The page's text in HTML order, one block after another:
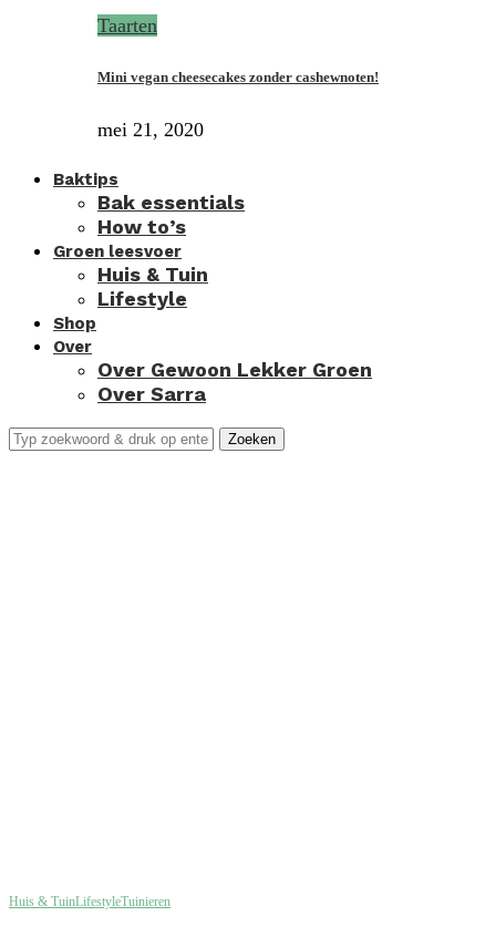
Taarten
Mini vegan cheesecakes zonder cashewnoten!
mei 21, 2020
Baktips
Bak essentials
How to’s
Groen leesvoer
Huis & Tuin
Lifestyle
Shop
Over
Over Gewoon Lekker Groen
Over Sarra
Zoeken
Huis & TuinLifestyleTuinieren